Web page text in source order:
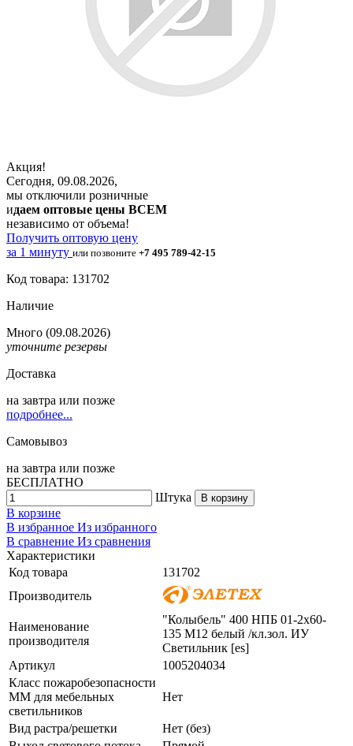
Акция!
Сегодня, 09.08.2026,
мы отключили розничные
идаем оптовые цены ВСЕМ
независимо от объема!
Получить оптовую цену
за 1 минуту или позвоните +7 495 789-42-15
Код товара: 131702
Наличие
Много (09.08.2026)
уточните резервы
Доставка
на завтра или позже
подробнее...
Самовывоз
на завтра или позже
БЕСПЛАТНО
Штука
В корзину
В корзине
В избранное Из избранного
В сравнение Из сравнения
Характеристики
Код товара
131702
Производитель
Наименование
производителя
"Колыбель" 400 НПБ 01-2х60-
135 М12 белый /кл.зол. ИУ
Светильник [es]
Артикул
1005204034
Класс пожаробезопасности
ММ для мебельных
светильников
Нет
Вид растра/решетки
Нет (без)